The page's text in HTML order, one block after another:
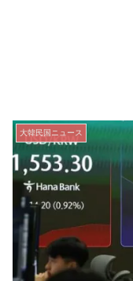
大韓民国ニュース